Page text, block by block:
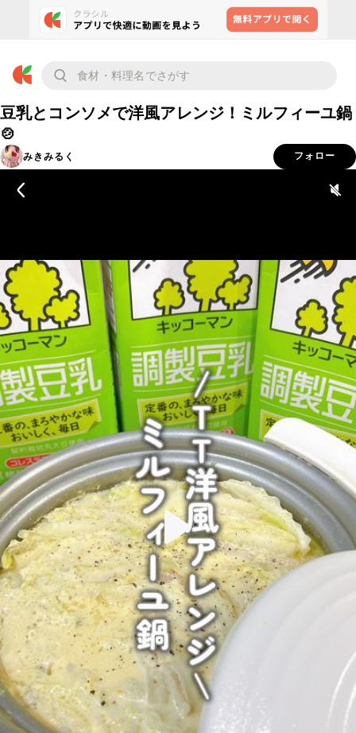
豆乳とコンソメで洋風アレンジ！ミルフィーユ鍋
🍲
みきみるく フォロー